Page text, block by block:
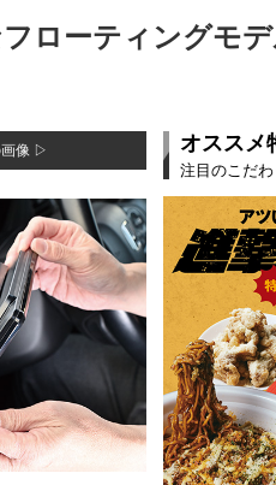
ローティングモ
画像 ▷ オススメ
注目のこだわ